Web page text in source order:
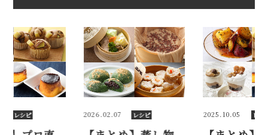
レシピ 2025.10.05 レシピ 2026.02.07 レシ